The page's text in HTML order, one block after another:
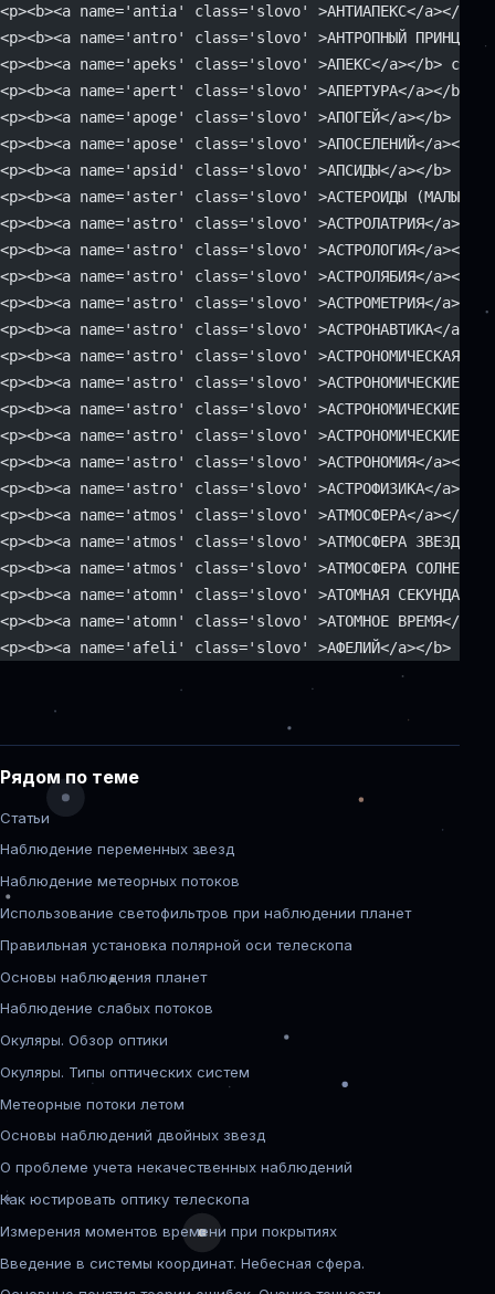
<p><b><a name='antia' class='slovo' >АНТИАПЕКС</a></b>
<p><b><a name='antro' class='slovo' >АНТРОПНЫЙ ПРИНЦИП</
<p><b><a name='apeks' class='slovo' >АПЕКС</a></b>
<p><b><a name='apert' class='slovo' >АПЕРТУРА</a></b> -
<p><b><a name='apoge' class='slovo' >АПОГЕЙ</a></b> -
<p><b><a name='apose' class='slovo' >АПОСЕЛЕНИЙ</a></
<p><b><a name='apsid' class='slovo' >АПСИДЫ</a></b> -
<p><b><a name='aster' class='slovo' >АСТЕРОИДЫ (МАЛЫЕ
<p><b><a name='astro' class='slovo' >АСТРОЛАТРИЯ</a></
<p><b><a name='astro' class='slovo' >АСТРОЛОГИЯ</a></b> -
<p><b><a name='astro' class='slovo' >АСТРОЛЯБИЯ</a></b> -
<p><b><a name='astro' class='slovo' >АСТРОМЕТРИЯ</a></b>
<p><b><a name='astro' class='slovo' >АСТРОНАВТИКА</
<p><b><a name='astro' class='slovo' >АСТРОНОМИЧЕСКАЯ
<p><b><a name='astro' class='slovo' >АСТРОНОМИЧЕСКИЕ
<p><b><a name='astro' class='slovo' >АСТРОНОМИЧЕСКИЕ
<p><b><a name='astro' class='slovo' >АСТРОНОМИЧЕСКИЕ
<p><b><a name='astro' class='slovo' >АСТРОНОМИЯ</a></b>
<p><b><a name='astro' class='slovo' >АСТРОФИЗИКА</a></
<p><b><a name='atmos' class='slovo' >АТМОСФЕРА</a></b>
<p><b><a name='atmos' class='slovo' >АТМОСФЕРА
<p><b><a name='atmos' class='slovo' >АТМОСФЕРА
<p><b><a name='atomn' class='slovo' >АТОМНАЯ СЕКУНДА</
<p><b><a name='atomn' class='slovo' >АТОМНОЕ ВРЕМЯ</
<p><b><a name='afeli' class='slovo' >АФЕЛИЙ</a></b> -
Рядом по теме
Статьи
Наблюдение переменных звезд
Наблюдение метеорных потоков
Использование светофильтров при наблюдении планет
Правильная установка полярной оси телескопа
Основы наблюдения планет
Наблюдение слабых потоков
Окуляры. Обзор оптики
Окуляры. Типы оптических систем
Метеорные потоки летом
Основы наблюдений двойных звезд
О проблеме учета некачественных наблюдений
Как юстировать оптику телескопа
Измерения моментов времени при покрытиях
Введение в системы координат. Небесная сфера.